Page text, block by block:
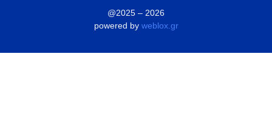
@2025 – 2026
powered by weblox.gr